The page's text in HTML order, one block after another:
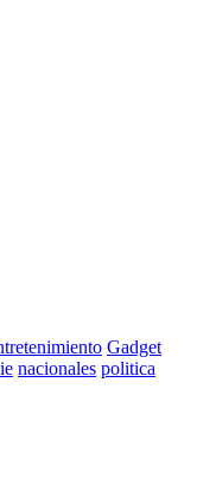
Gadget
nacionales politica